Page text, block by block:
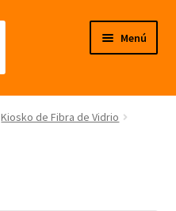
Menú
Kiosko de Fibra de Vidrio